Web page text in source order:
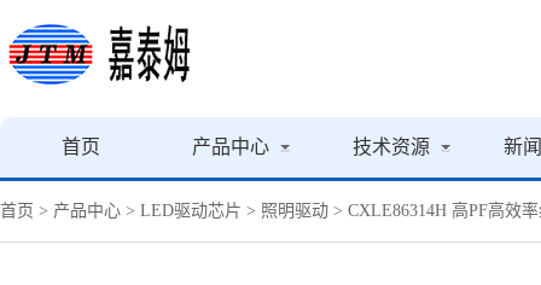
首页 产品中心 技术资源 新
首页 > 产品中心 > LED驱动芯片 > 照明驱动 > CXLE86314H 高PF高效